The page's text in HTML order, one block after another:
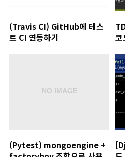
(Travis CI) GitHub에 테스
트 CI 연동하기
코
(Pytest) mongoengine +